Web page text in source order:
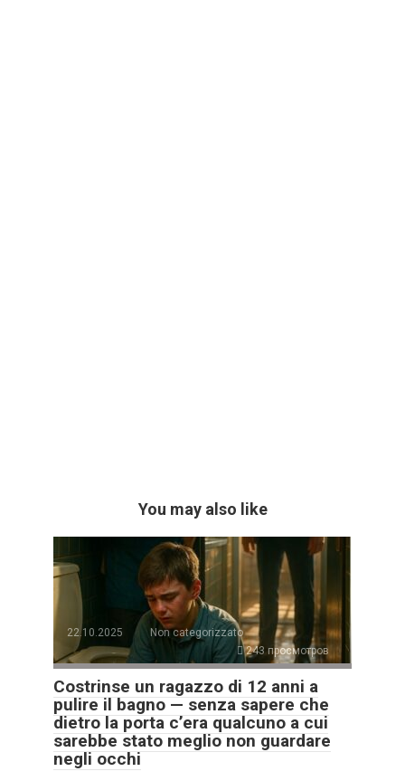
You may also like
22.10.2025
Non categorizzato
243 просмотров
Costrinse un ragazzo di 12 anni a
pulire il bagno — senza sapere che
dietro la porta c’era qualcuno a cui
sarebbe stato meglio non guardare
negli occhi